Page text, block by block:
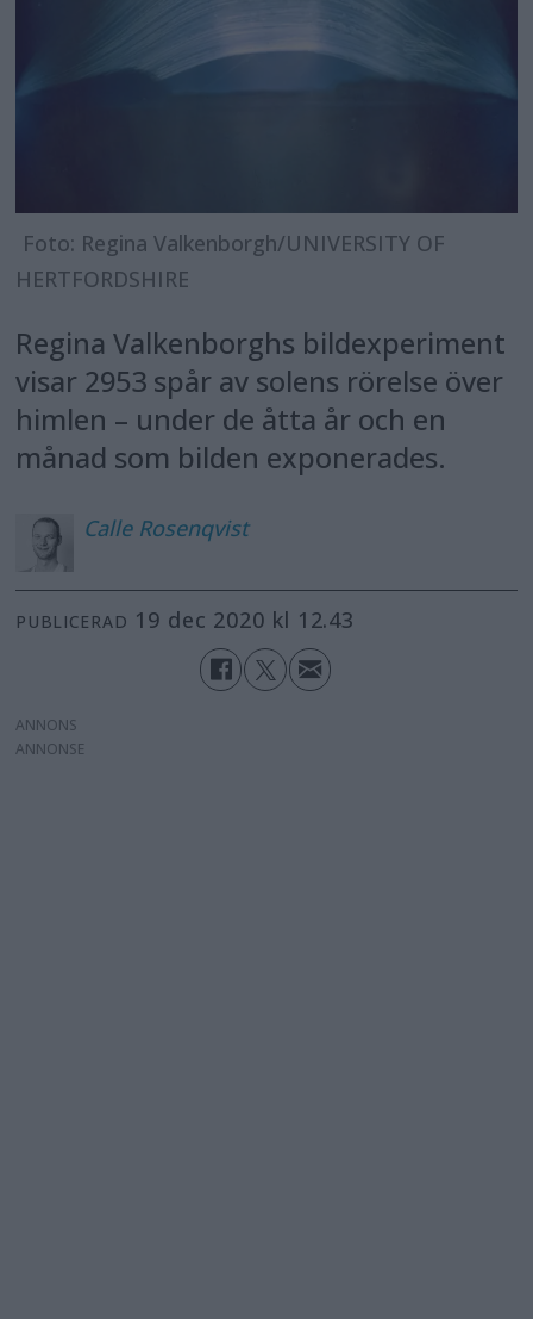
Foto: Regina Valkenborgh/UNIVERSITY OF
HERTFORDSHIRE
Regina Valkenborghs bildexperiment
visar 2953 spår av solens rörelse över
himlen – under de åtta år och en
månad som bilden exponerades.
Calle Rosenqvist
PUBLICERAD 19 dec 2020 kl 12.43
ANNONS